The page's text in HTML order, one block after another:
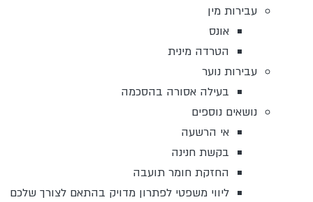
עבירות מין
אונס
הטרדה מינית
עבירות נוער
בעילה אסורה בהסכמה
נושאים נוספים
אי הרשעה
בקשת חנינה
החזקת חומר תועבה
ליווי משפטי לפתרון מדויק בהתאם לצורך שלכם